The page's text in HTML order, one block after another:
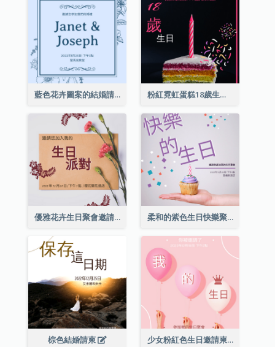
藍色花卉圖案的結婚請柬 粉紅霓虹蛋糕18歲生日請柬
優雅花卉生日聚會邀請函 柔和的紫色生日快樂聚會請柬
棕色結婚請柬 少女粉紅色生日邀請柬